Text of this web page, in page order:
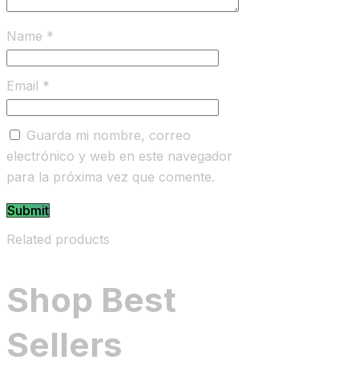
Name *
Email *
Guarda mi nombre, correo
electrónico y web en este navegador
para la próxima vez que comente.
Related products
Shop Best
Sellers